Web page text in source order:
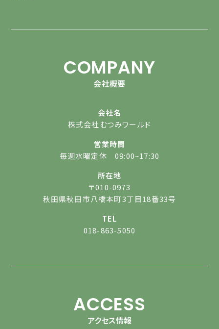
COMPANY
会社概要
会社名
株式会社むつみワールド
営業時間
毎週水曜定休 09:00~17:30
所在地
〒010-0973
秋田県秋田市八橋本町3丁目18番33号
TEL
018-863-5050
ACCESS
アクセス情報